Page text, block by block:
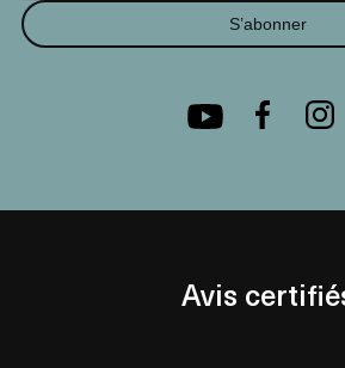
S’abonner
Avis